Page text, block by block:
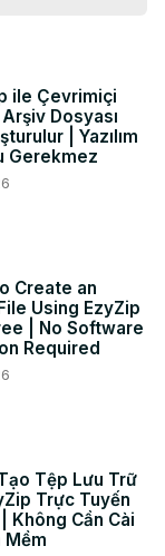
некоторое
сохранить
вами папку
ezyzip/
ezyzip
ile Çevrimiçi
Dosyası
| Yazılım
Gerekmez
Create an
Using EzyZip
| No Software
Required
Tệp Lưu Trữ
Trực Tuyến
Không Cần Cài
Mềm